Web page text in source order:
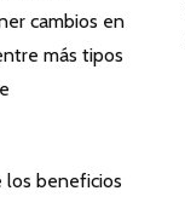
cambios en
más tipos
los beneficios